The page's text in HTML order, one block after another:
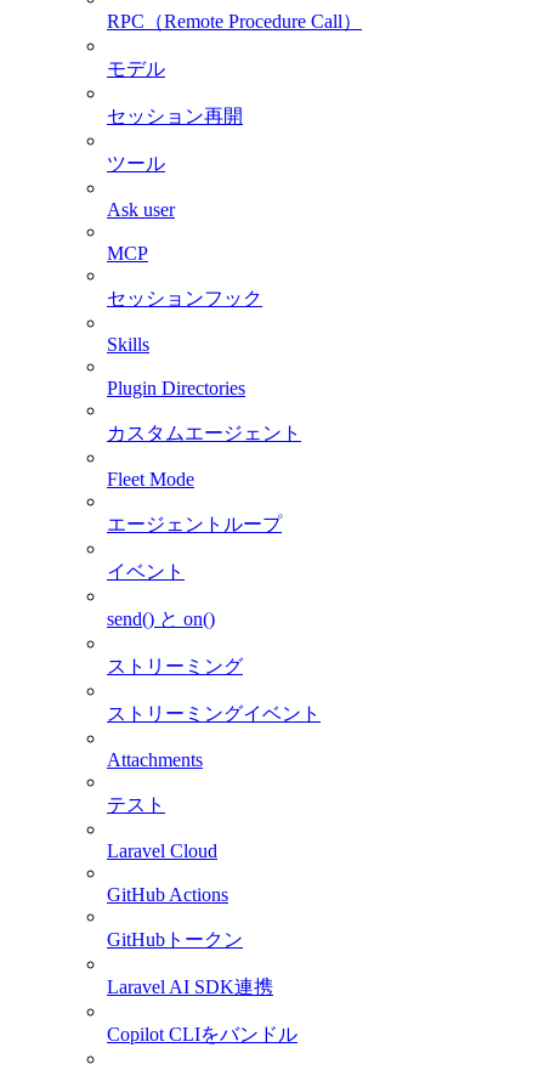
RPC（Remote Procedure Call）
モデル
セッション再開
ツール
Ask user
MCP
セッションフック
Skills
Plugin Directories
カスタムエージェント
Fleet Mode
エージェントループ
イベント
send() と on()
ストリーミング
ストリーミングイベント
Attachments
テスト
Laravel Cloud
GitHub Actions
GitHubトークン
Laravel AI SDK連携
Copilot CLIをバンドル